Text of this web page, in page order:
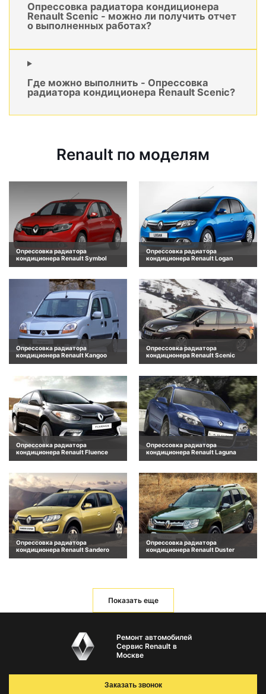
Опрессовка радиатора кондиционера
Renault Scenic - можно ли получить отчет
о выполненных работах?
Где можно выполнить - Опрессовка
радиатора кондиционера Renault Scenic?
Renault по моделям
Опрессовка радиатора
кондиционера Renault Symbol
Опрессовка радиатора
кондиционера Renault Logan
Опрессовка радиатора
кондиционера Renault Kangoo
Опрессовка радиатора
кондиционера Renault Scenic
Опрессовка радиатора
кондиционера Renault Fluence
Опрессовка радиатора
кондиционера Renault Laguna
Опрессовка радиатора
кондиционера Renault Sandero
Опрессовка радиатора
кондиционера Renault Duster
Показать еще
Ремонт автомобилей
Сервис Renault в
Москве
Заказать звонок